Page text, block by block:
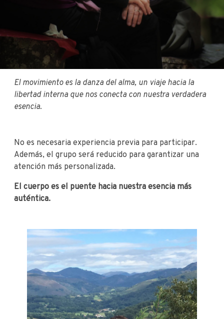
El movimiento es la danza del alma, un viaje hacia la
libertad interna que nos conecta con nuestra verdadera
esencia.
No es necesaria experiencia previa para participar.
Además, el grupo será reducido para garantizar una
atención más personalizada.
El cuerpo es el puente hacia nuestra esencia más
auténtica.